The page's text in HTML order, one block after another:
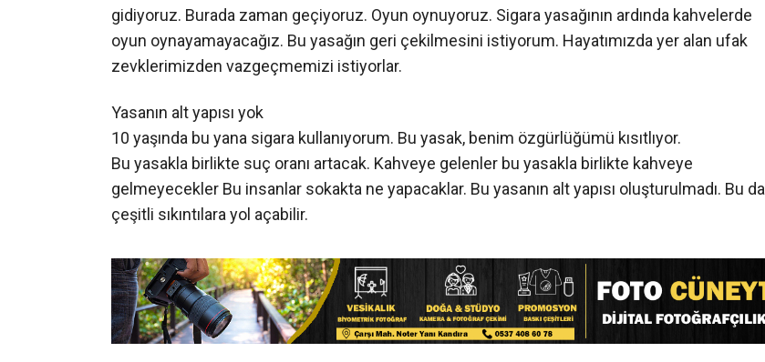
gidiyoruz. Burada zaman geçiyoruz. Oyun oynuyoruz. Sigara yasağının ardında kahvelerde
oyun oynayamayacağız. Bu yasağın geri çekilmesini istiyorum. Hayatımızda yer alan ufak
zevklerimizden vazgeçmemizi istiyorlar.
Yasanın alt yapısı yok
10 yaşında bu yana sigara kullanıyorum. Bu yasak, benim özgürlüğümü kısıtlıyor.
Bu yasakla birlikte suç oranı artacak. Kahveye gelenler bu yasakla birlikte kahveye
gelmeyecekler Bu insanlar sokakta ne yapacaklar. Bu yasanın alt yapısı oluşturulmadı. Bu da
çeşitli sıkıntılara yol açabilir.